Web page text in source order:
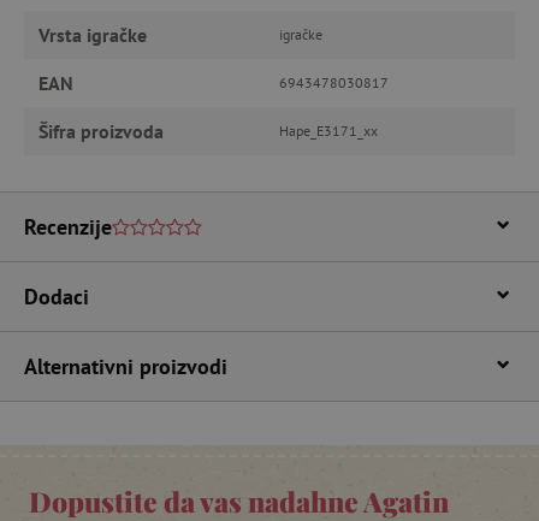
Vrsta igračke igračke
EAN 6943478030817
Šifra proizvoda Hape_E3171_xx
Recenzije
Dodaci
Alternativni proizvodi
Dopustite da vas nadahne Agatin
Funkcionalnost
Nužno potrebni kolačići omogućavaju osnovnu
npr. upis korisnika na stranici te uređivanje
računa. Internetsku stranicu ne možete
Ime
/
www.agatinsvijet.hr